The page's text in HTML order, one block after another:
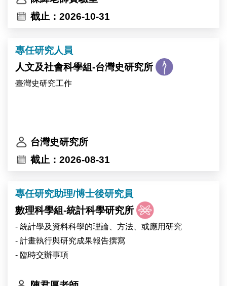
• 與跨領域研究團隊合作，參與實驗設計與問題定義
• 文獻整理與閱讀，並參與學術論文撰寫
截止：2026-10-31
專任研究人員
人文及社會科學組-台灣史研究所
臺灣史研究工作
台灣史研究所
截止：2026-08-31
專任研究助理/博士後研究員
數理科學組-統計科學研究所
- 統計學及資料科學的理論、方法、或應用研究
- 計畫執行與研究成果報告撰寫
- 臨時交辦事項